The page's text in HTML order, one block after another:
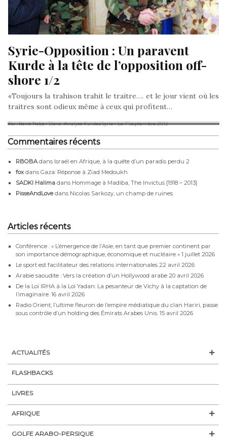
Syrie-Opposition : Un paravent
Kurde à la tête de l’opposition off-
shore 1/2
«Toujours la trahison trahit le traitre…. et le jour vient où les
traitres sont odieux même à ceux qui profitent…
Par : René Naba- Dans : Analyse Kurdes Syrie- Le 7 Septembre 2012
Commentaires récents
RBOBA dans Israël en Afrique, à la quête d’un paradis perdu 2
fox dans Gaza: Réponse à Ziad Medoukh
SADKI Halima dans Hommage à Madiba, The Invictus [1918 – 2013]
PisseAndLovedans Nicolas Sarkozy, un champ de ruines
Articles récents
Conférence : « L’émergence de l’Asie, en tant que premier continent par
son importance démographique, économique et nucléaire » 1 juillet 2026
Le sport est facilitateur des relations internationales 22 avril 2026
Arabie saoudite : Vers la création d’un Hollywood arabe 20 avril 2026
De la Loi IRHA à la Loi Yadan: La pesanteur de Vichy à la captation de
l’imaginaire. 16 avril 2026
Radio Orient, l’ultime fleuron de l’empire médiatique du clan Hariri, passe
sous contrôle d’un holding des Émirats Arabes Unis. 15 avril 2026
ACTUALITÉS
FLASHBACKS
LIVRES
AFRIQUE
GOLFE ARABO-PERSIQUE